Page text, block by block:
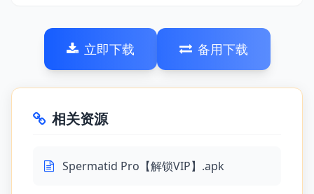
立即下载 备用下载
相关资源
Spermatid Pro【解锁VIP】.apk